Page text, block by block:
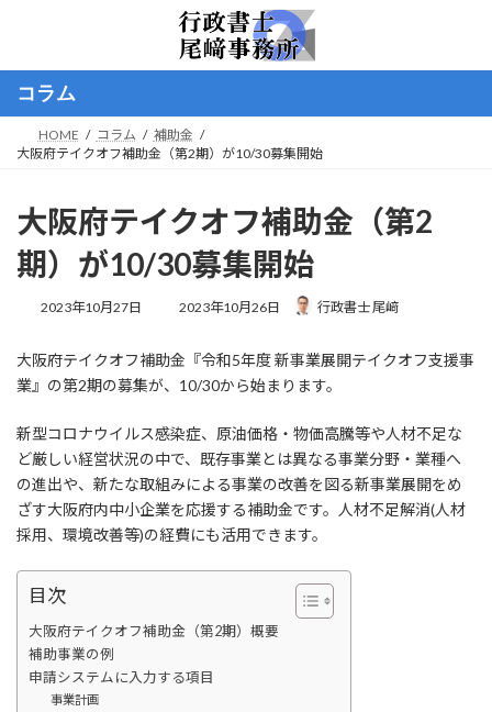
ン
へ
ー
ョ
コラム
HOME コラム
補助金
大阪府テイクオフ補助金（第2期）が10/30募集開始
大阪府テイクオフ補助金（第2
期）が10/30募集開始
2023年10月27日
最
新
日
2023年10月26日 行政書士 尾﨑
大阪府テイクオフ補助金『令和5年度 新事業展開テイクオフ支援事
業』の第2期の募集が、10/30から始まります。
新型コロナウイルス感染症、原油価格・物価高騰等や人材不足な
ど厳しい経営状況の中で、既存事業とは異なる事業分野・業種へ
の進出や、新たな取組みによる事業の改善を図る新事業展開をめ
ざす大阪府内中小企業を応援する補助金です。人材不足解消(人材
採用、環境改善等)の経費にも活用できます。
目次
大阪府テイクオフ補助金（第2期）概要
補助事業の例
申請システムに入力する項目
事業計画